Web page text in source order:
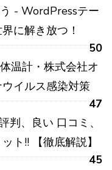
- WordPressテー
界に解き放つ！
50
温計・株式会社オ
イルス感染対策
47
判、良い 口コミ、
ト!! 【徹底解説】
45